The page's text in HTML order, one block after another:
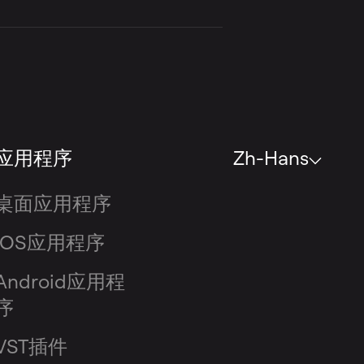
用程序
面应用程序
应用程序
应用程
插件
Zh-Hans